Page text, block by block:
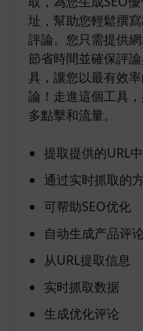
址，幫助您輕鬆撰
評論。您只需提供
節省時間並確保評
具，讓您以最有效
論！走進這個工具
多點擊和流量。
提取提供的URL
通过实时抓取的
可帮助SEO优化
自动生成产品评论
从URL提取信息
实时抓取数据
生成优化评论